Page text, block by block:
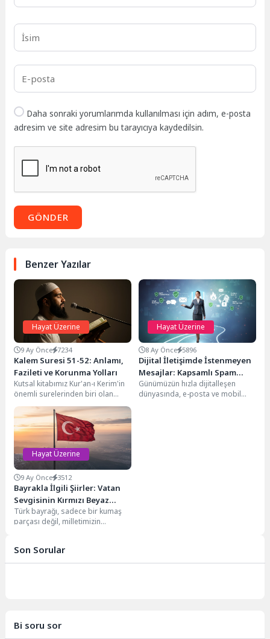
Daha sonraki yorumlarımda kullanılması için adım, e-posta
adresim ve site adresim bu tarayıcıya kaydedilsin.
GÖNDER
Benzer Yazılar
Hayat Üzerine
9 Ay Önce 7234
Kalem Suresi 51-52: Anlamı,
Fazileti ve Korunma Yolları
Kutsal kitabımız Kur'an-ı Kerim'in
önemli surelerinden biri olan
Kalem Suresi'nin 51 ve 52.
ayetleri, derin...
Hayat Üzerine
8 Ay Önce 5896
Dijital İletişimde İstenmeyen
Mesajlar: Kapsamlı Spam
Rehberi
Günümüzün hızla dijitalleşen
dünyasında, e-posta ve mobil
Hayat Üzerine
9 Ay Önce 3512
Bayrakla İlgili Şiirler: Vatan
Sevgisinin Kırmızı Beyaz
Yansıması
Türk bayrağı, sadece bir kumaş
parçası değil, milletimizin
sevgisinin...
Son Sorular
Bi soru sor